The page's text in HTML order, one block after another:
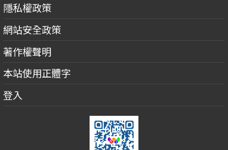
隱私權政策
網站安全政策
著作權聲明
本站使用正體字
登入